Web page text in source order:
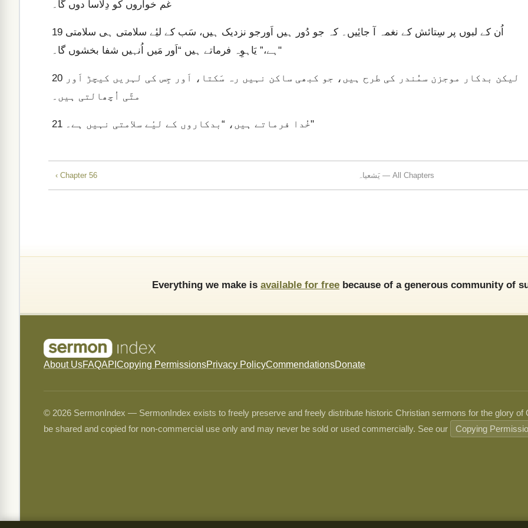
غم خواروں کو دِلاسا دوں گا۔
19
ہے،” یَاہوِہ فرماتے ہیں “اَور مَیں اُنہیں شفا بخشوں گا۔"
20
مٹّی اُچھالتی ہیں۔
21 خُدا فرماتے ہیں، “بدکاروں کے لیٔے سلامتی نہیں ہے۔"
‹ Chapter 56 یَشعیاہ — All Chapters
Everything we make is available for free because of a generous community of
About UsFAQAPI Copying PermissionsPrivacy PolicyCommendationsDonate
© 2026 SermonIndex — SermonIndex exists to freely preserve and freely distribute historic Christian sermons for the glory
be shared and copied for non-commercial use only and may never be sold or used commercially. See our
Copying